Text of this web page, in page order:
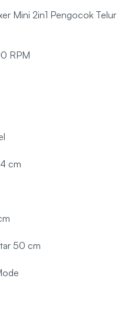
Mini 2in1 Pengocok Telur
RPM
cm
50 cm